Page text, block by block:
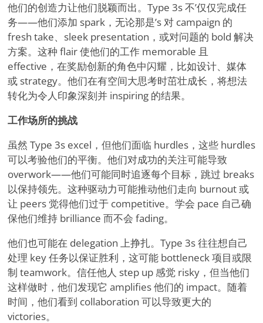
他们的创造力让他们脱颖而出。Type 3s 不’仅仅完成任
务——他们添加 spark，无论那是’s 对 campaign 的
fresh take、sleek presentation，或对问题的 bold 解决
方案。这种 flair 使他们的工作 memorable 且
effective，在奖励创新的角色中闪耀，比如设计、媒体
或 strategy。他们在有空间大思考时茁壮成长，将想法
转化为令人印象深刻并 inspiring 的结果。
工作场所的挑战
虽然 Type 3s excel，但他们面临 hurdles，这些 hurdles
可以考验他们的平衡。他们对成功的关注可能导致
overwork——他们可能同时追逐每个目标，跳过 breaks
以保持领先。这种驱动力可能推动他们走向 burnout 或
让 peers 觉得他们过于 competitive。学会 pace 自己确
保他们维持 brilliance 而不会 fading。
他们也可能在 delegation 上挣扎。Type 3s 往往想自己
处理 key 任务以保证胜利，这可能 bottleneck 项目或限
制 teamwork。信任他人 step up 感觉 risky，但当他们
这样做时，他们发现它 amplifies 他们的 impact。随着
时间，他们看到 collaboration 可以导致更大的
victories。